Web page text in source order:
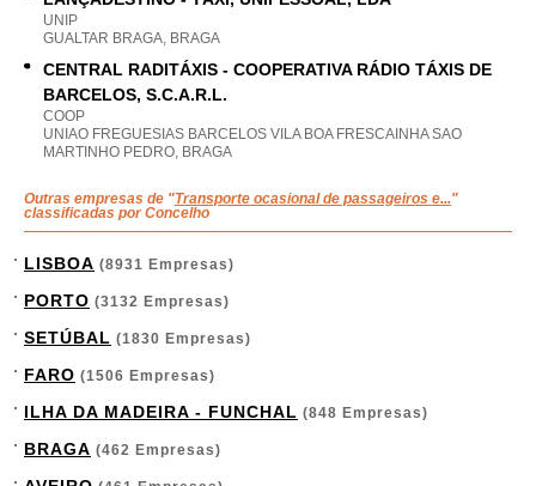
UNIP
GUALTAR BRAGA, BRAGA
CENTRAL RADITÁXIS - COOPERATIVA RÁDIO TÁXIS DE
BARCELOS, S.C.A.R.L.
COOP
UNIAO FREGUESIAS BARCELOS VILA BOA FRESCAINHA SAO
MARTINHO PEDRO, BRAGA
Outras empresas de "Transporte ocasional de passageiros e..."
classificadas por Concelho
LISBOA (8931 Empresas)
PORTO (3132 Empresas)
SETÚBAL (1830 Empresas)
FARO (1506 Empresas)
ILHA DA MADEIRA - FUNCHAL (848 Empresas)
BRAGA (462 Empresas)